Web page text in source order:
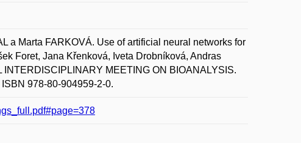
a Marta FARKOVÁ. Use of artificial neural networks for
Foret, Jana Křenková, Iveta Drobníková, Andras
MEETING ON BIOANALYSIS.
978-80-904959-2-0.